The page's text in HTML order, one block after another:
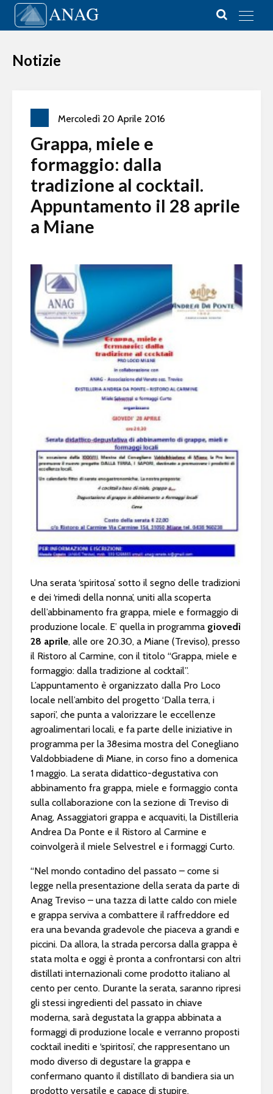
Vai al contenuto
Main Navigation
Notizie
Mercoledì 20 Aprile 2016
Grappa, miele e
formaggio: dalla
tradizione al cocktail.
Appuntamento il 28 aprile
a Miane
Una serata ‘spiritosa’ sotto il segno delle tradizioni
e dei ‘rimedi della nonna’, uniti alla scoperta
dell’abbinamento fra grappa, miele e formaggio di
produzione locale. E’ quella in programma giovedì
28 aprile, alle ore 20.30, a Miane (Treviso), presso
il Ristoro al Carmine, con il titolo “Grappa, miele e
formaggio: dalla tradizione al cocktail”.
L’appuntamento è organizzato dalla Pro Loco
locale nell’ambito del progetto ‘Dalla terra, i
sapori’, che punta a valorizzare le eccellenze
agroalimentari locali, e fa parte delle iniziative in
programma per la 38esima mostra del Conegliano
Valdobbiadene di Miane, in corso fino a domenica
1 maggio. La serata didattico-degustativa con
abbinamento fra grappa, miele e formaggio conta
sulla collaborazione con la sezione di Treviso di
Anag, Assaggiatori grappa e acquaviti, la Distilleria
Andrea Da Ponte e il Ristoro al Carmine e
coinvolgerà il miele Selvestrel e i formaggi Curto.
“Nel mondo contadino del passato – come si
legge nella presentazione della serata da parte di
Anag Treviso – una tazza di latte caldo con miele
e grappa serviva a combattere il raffreddore ed
era una bevanda gradevole che piaceva a grandi e
piccini. Da allora, la strada percorsa dalla grappa è
stata molta e oggi è pronta a confrontarsi con altri
distillati internazionali come prodotto italiano al
cento per cento. Durante la serata, saranno ripresi
gli stessi ingredienti del passato in chiave
moderna, sarà degustata la grappa abbinata a
formaggi di produzione locale e verranno proposti
cocktail inediti e ‘spiritosi’, che rappresentano un
modo diverso di degustare la grappa e
confermano quanto il distillato di bandiera sia un
prodotto versatile e capace di stupire.